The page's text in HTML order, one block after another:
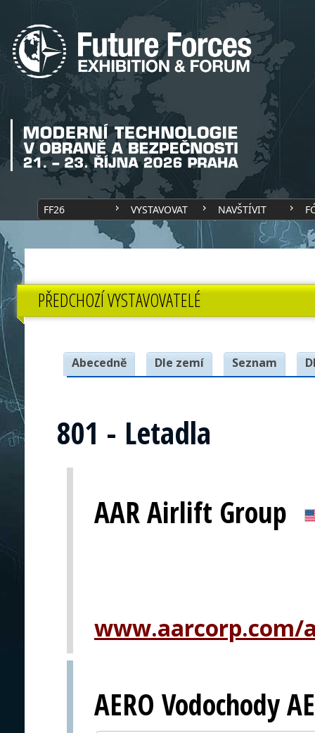
FF26 VYSTAVOVAT NAVŠTÍVIT
PŘEDCHOZÍ VYSTAVOVATELÉ
Abecedně Dle zemí Seznam
801 - Letadla
AAR Airlift Group
AERO Vodochody